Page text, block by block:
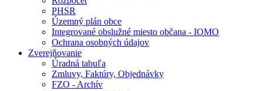
PHSR
Územný plán obce
Integrované obslužné miesto občana - IOMO
Ochrana osobných údajov
Zverejňovanie
Úradná tabuľa
Zmluvy, Faktúry, Objednávky
FZO - Archív